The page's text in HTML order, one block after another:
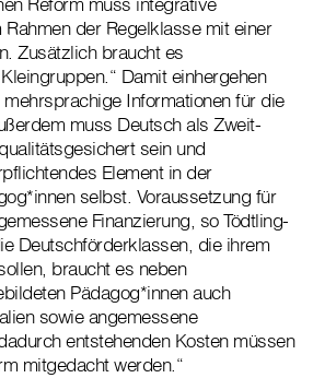
der Regelklasse mit einer
Zusätzlich braucht es
Damit einhergehen
Informationen für die
muss Deutsch als Zweit-
sein und
Element in der
selbst. Voraussetzung für
Finanzierung, so Tödtling-
Deutschförderklassen, die ihrem
braucht es neben
Pädagog*innen auch
sowie angemessene
entstehenden Kosten müssen
mitgedacht werden.“